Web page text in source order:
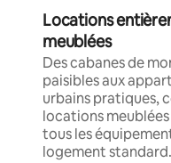
Locations
meublées
Des cabanes de
paisibles aux
urbains pratiques,
locations
tous les
logement standard.